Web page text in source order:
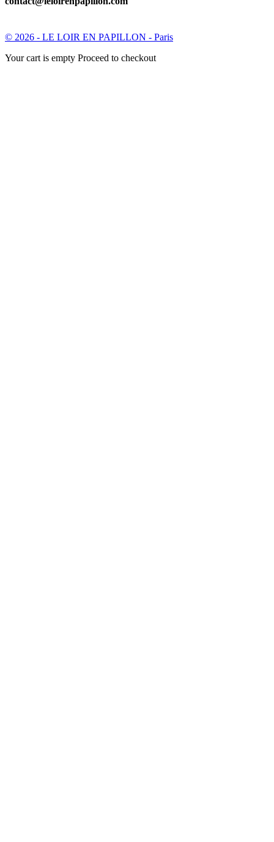
© 2026 - LE LOIR EN PAPILLON - Paris
Your cart is empty Proceed to checkout